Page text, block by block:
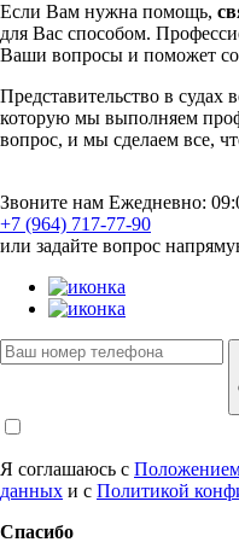
Если Вам нужна помощь,
для Вас способом.
Ваши вопросы и поможет
Представительство в
которую мы выполняем
вопрос, и мы сделаем все,
Звоните нам Ежедневно:
+7 (964) 717-77-90
или задайте вопрос
Я соглашаюсь с Положением
данных и с Политикой
Спасибо